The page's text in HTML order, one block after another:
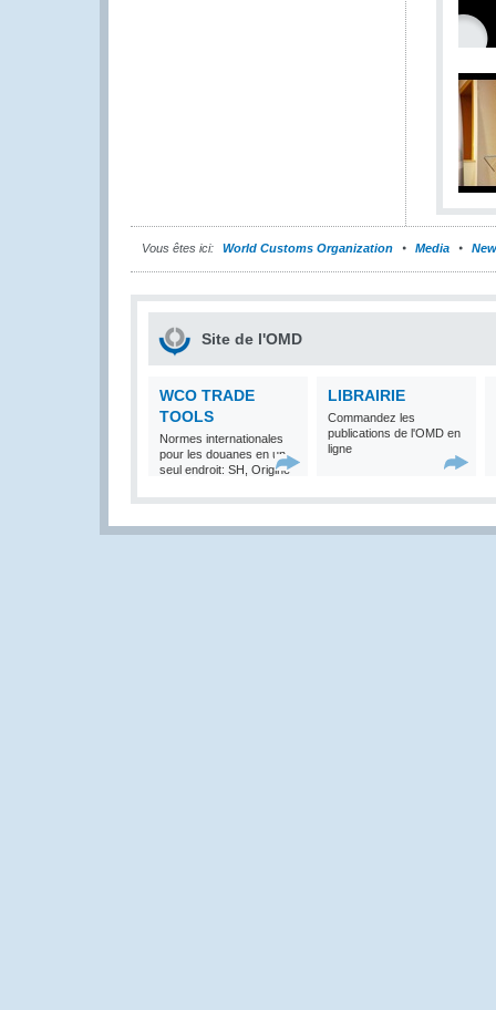
Vous êtes ici: World Customs Organization Media
Site de l'OMD
WCO TRADE
TOOLS
Normes internationales
pour les douanes en un
seul endroit: SH, Origine
LIBRAIRIE
Commandez les
publications de l'OMD en
ligne